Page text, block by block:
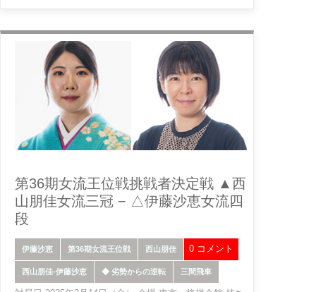
第36期女流王位戦挑戦者決定戦 ▲西
山朋佳女流三冠 − △伊藤沙恵女流四
段
伊藤沙恵 第36期女流王位戦 西山朋佳
西山朋佳-伊藤沙恵 ◆ 劣勢からの逆転 三間飛車
0 コメント